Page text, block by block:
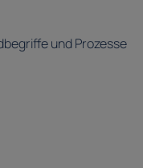
und Prozesse